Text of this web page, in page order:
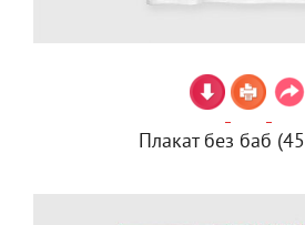
Плакат без баб